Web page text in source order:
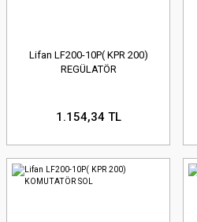
Lifan LF200-10P( KPR 200)
REGÜLATÖR
1.154,34 TL